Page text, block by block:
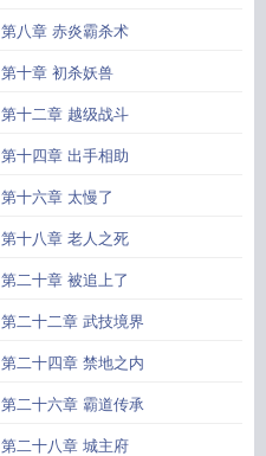
第八章 赤炎霸杀术
第十章 初杀妖兽
第十二章 越级战斗
第十四章 出手相助
第十六章 太慢了
第十八章 老人之死
第二十章 被追上了
第二十二章 武技境界
第二十四章 禁地之内
第二十六章 霸道传承
第二十八章 城主府